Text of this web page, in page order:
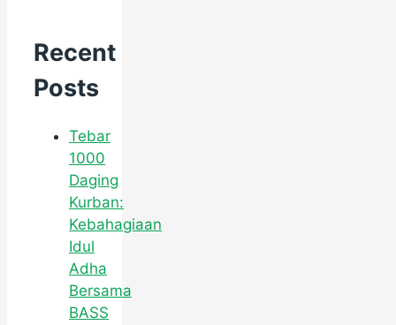
Recent
Posts
Tebar
1000
Daging
Kurban:
Kebahagiaan
Idul
Adha
Bersama
BASS